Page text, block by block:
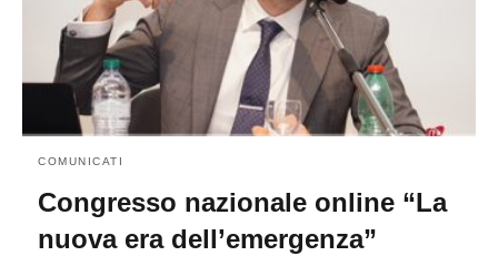
COMUNICATI
Congresso nazionale online “La
nuova era dell’emergenza”